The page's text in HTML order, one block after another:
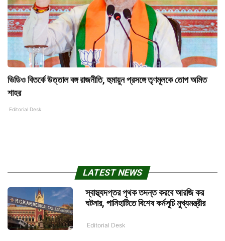
ভিডিও বিতর্কে উত্তাল বঙ্গ রাজনীতি, হুমায়ুন প্রসঙ্গে তৃণমূলকে তোপ অমিত
শাহর
Editorial Desk
LATEST NEWS
স্বাস্থ্যদপ্তর পৃথক তদন্ত করবে আরজি কর
ঘটনার, পানিহাটিতে বিশেষ কর্মসূচি মুখ্যমন্ত্রীর
Editorial Desk